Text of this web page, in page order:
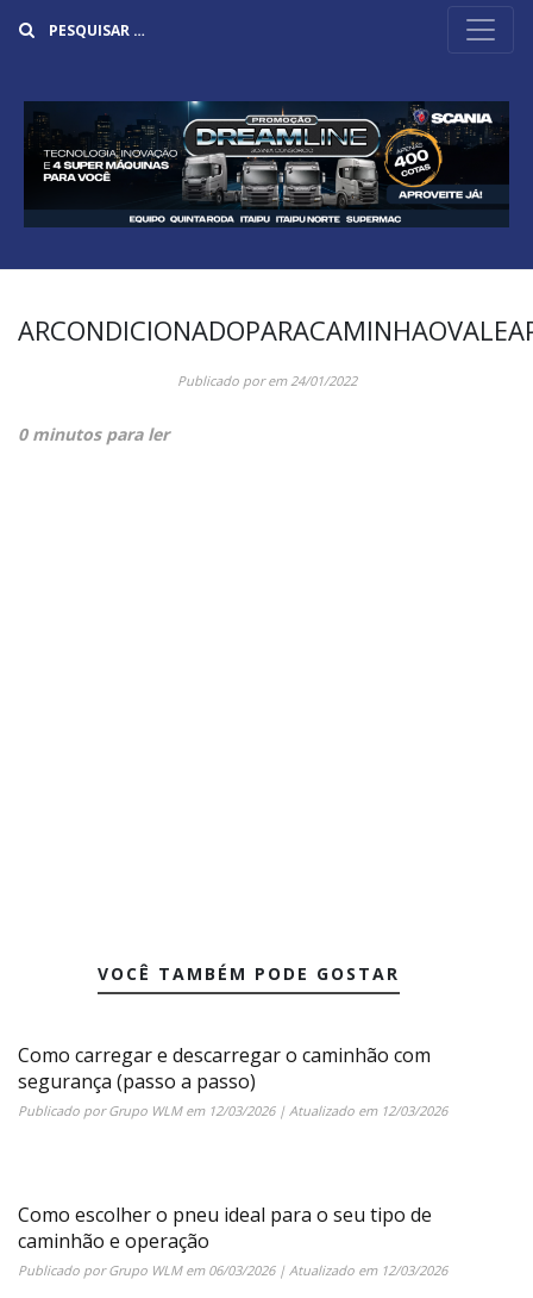
Publicado porem24/01/2022
0 minutos para ler
VOCÊ TAMBÉM PODE GOSTAR
Como carregar e descarregar o caminhão com
segurança (passo a passo)
Publicado porGrupo WLMem 12/03/2026| Atualizado em 12/03/2026
Como escolher o pneu ideal para o seu tipo de
caminhão e operação
Publicado porGrupo WLMem 06/03/2026| Atualizado em 12/03/2026